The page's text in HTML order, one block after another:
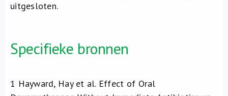
uitgesloten.
Specifieke bronnen
1 Hayward, Hay et al. Effect of Oral